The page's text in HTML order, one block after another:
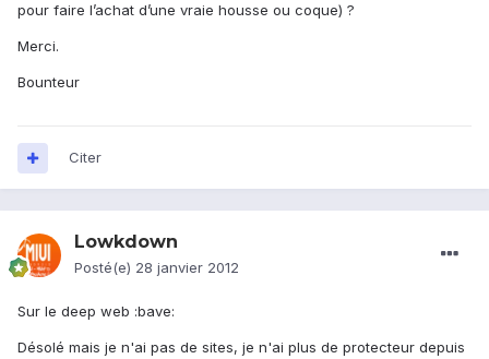
pour faire l’achat d’une vraie housse ou coque) ?
Merci.
Bounteur
Citer
Lowkdown
Posté(e) 28 janvier 2012
Sur le deep web :bave:
Désolé mais je n'ai pas de sites, je n'ai plus de protecteur depuis